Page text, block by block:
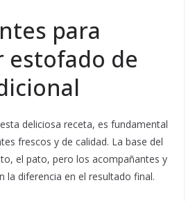
para
estofado de
deliciosa receta, es fundamental
frescos y de calidad. La base del
el pato, pero los acompañantes y
la diferencia en el resultado final.